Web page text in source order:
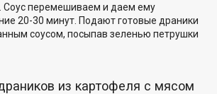
Соус перемешиваем и даем ему
20-30 минут. Подают готовые драники
соусом, посыпав зеленью петрушки
из картофеля с мясом